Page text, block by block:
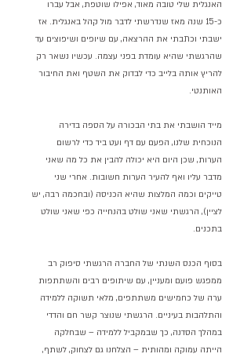
האנגלית שלי טובה מאוד, אפילו שוטפת, אבל עברו
כ-15 שנה מאז שנדרשתי לדבר מול קהל באנגלית. אז
ישבתי וכתבתי את ההרצאה, עם שיופים ושיפוצים עד
שהרגשתי שהיא עומדת בפני עצמה. עכשיו נשאר רק
להריץ אותה בלייב כדי לבדוק את השטף ואת החיבור
האותנטי.
מייד הושבתי את בתי הבכורה על הספה בדירה
הנוכחית שלנו, הפעם עם דף ועט ביד כדי לרשום
הערות, שכן היום היא יכולה להבין את כל מה שאני
מדבר עליו ואף להעיר הערות חשובות. אחרי שני
טייקים וכמה המלצות שהיא הכניסה (ובחכמה רבה, יש
לציין), הרגשתי שאני שולט בהנחייה כפי שאני שולט
בתכנים.
בסוף הכנס השנתי של החברה הרגשתי סיפוק רב
ממפגש פועם ומעניין, עם שיתופים רבים והשתתפות
ערה של כחמישים משתתפים, מלאי תשוקה ללמידה
והתלהבות בעיניים. הרגשתי שנוצר קשר חם והדדי
במהלך הסדנה, כך שבמקביל ללמידה – שבחלקה
הייתה עמוקה ומהותית – הצלחנו גם לצחוק, לשתף,